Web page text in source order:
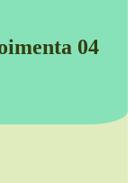
04